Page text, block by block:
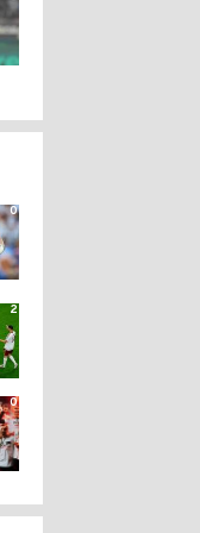
0
2
0